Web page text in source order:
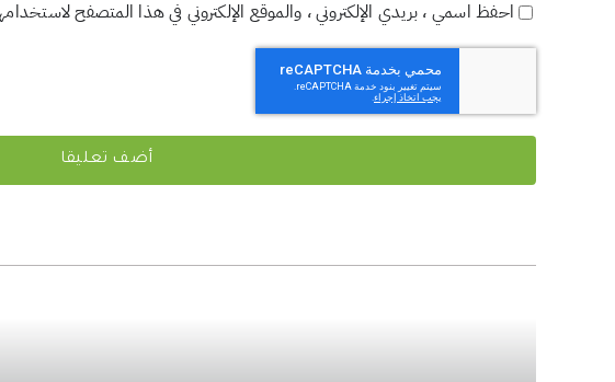
احفظ اسمي ، بريدي الإلكتروني ، والموقع الإلكتروني في هذا المتصفح